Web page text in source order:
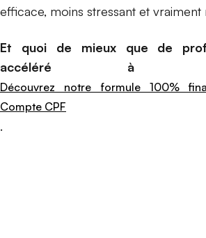
efficace, moins stressant et vraiment
Et quoi de mieux que de
accéléré
Découvrez notre formule 100%
Compte CPF
.